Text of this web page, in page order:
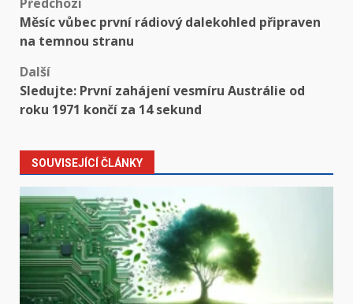
Měsíc vůbec první rádiový dalekohled připraven
na temnou stranu
Další
Sledujte: První zahájení vesmíru Austrálie od
roku 1971 končí za 14 sekund
SOUVISEJÍCÍ ČLÁNKY